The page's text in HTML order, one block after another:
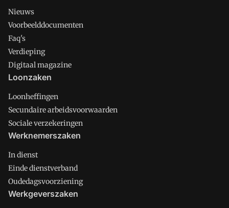
Nieuws
Voorbeelddocumenten
Faq's
Verdieping
Digitaal magazine
Loonzaken
Loonheffingen
Secundaire arbeidsvoorwaarden
Sociale verzekeringen
Werknemerszaken
In dienst
Einde dienstverband
Oudedagsvoorziening
Werkgeverszaken